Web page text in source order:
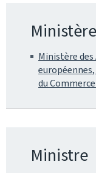
Ministère
du
Ministre